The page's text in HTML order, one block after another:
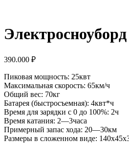
390.000 ₽
Пиковая мощность: 25квт
Максимальная скорость: 65км/ч
Общий вес: 70кг
Батарея (быстросъемная): 4квт*ч
Время для зарядки с 0 до 100%: 2ч
Время катания: 2—3часа
Примерный запас хода: 20—30км
Размеры в сложенном виде: